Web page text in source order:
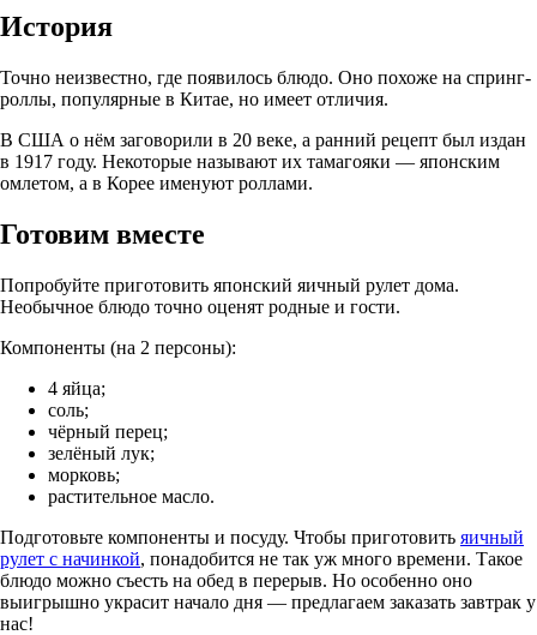
История
Точно неизвестно, где появилось блюдо. Оно похоже на спринг-
роллы, популярные в Китае, но имеет отличия.
В США о нём заговорили в 20 веке, а ранний рецепт был издан
в 1917 году. Некоторые называют их тамагояки — японским
омлетом, а в Корее именуют роллами.
Готовим вместе
Попробуйте приготовить японский яичный рулет дома.
Необычное блюдо точно оценят родные и гости.
Компоненты (на 2 персоны):
4 яйца;
соль;
чёрный перец;
зелёный лук;
морковь;
растительное масло.
Подготовьте компоненты и посуду. Чтобы приготовить яичный
рулет с начинкой, понадобится не так уж много времени. Такое
блюдо можно съесть на обед в перерыв. Но особенно оно
выигрышно украсит начало дня — предлагаем заказать завтрак у
нас!